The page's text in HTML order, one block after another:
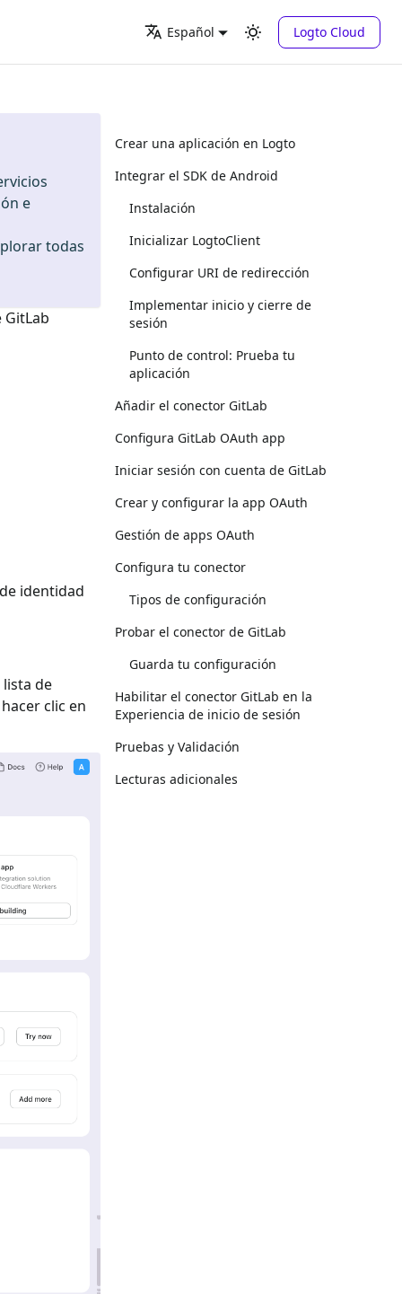
Español Logto Cloud
e
todas
GitLab
identidad
de
clic en
Crear una aplicación en Logto
Integrar el SDK de Android
Instalación
Inicializar LogtoClient
Configurar URI de redirección
Implementar inicio y cierre de
sesión
Punto de control: Prueba tu
aplicación
Añadir el conector GitLab
Configura GitLab OAuth app
Iniciar sesión con cuenta de GitLab
Crear y configurar la app OAuth
Gestión de apps OAuth
Configura tu conector
Tipos de configuración
Probar el conector de GitLab
Guarda tu configuración
Habilitar el conector GitLab en la
Experiencia de inicio de sesión
Pruebas y Validación
Lecturas adicionales